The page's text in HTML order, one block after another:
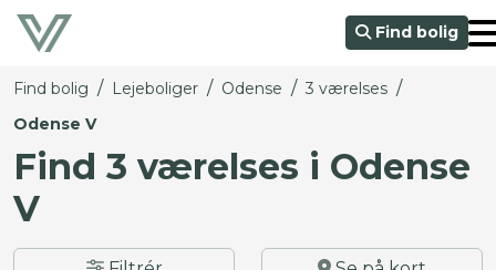
Find bolig
Find bolig / Lejeboliger / Odense / 3 værelses /
Odense V
Find 3 værelses i Odense
V